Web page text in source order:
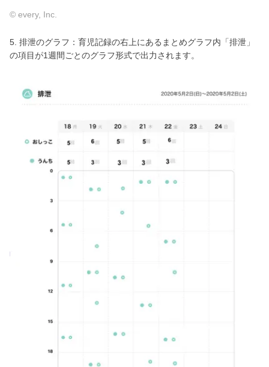
© every, Inc.
5. 排泄のグラフ：育児記録の右上にあるまとめグラフ内「排泄」
の項目が1週間ごとのグラフ形式で出力されます。